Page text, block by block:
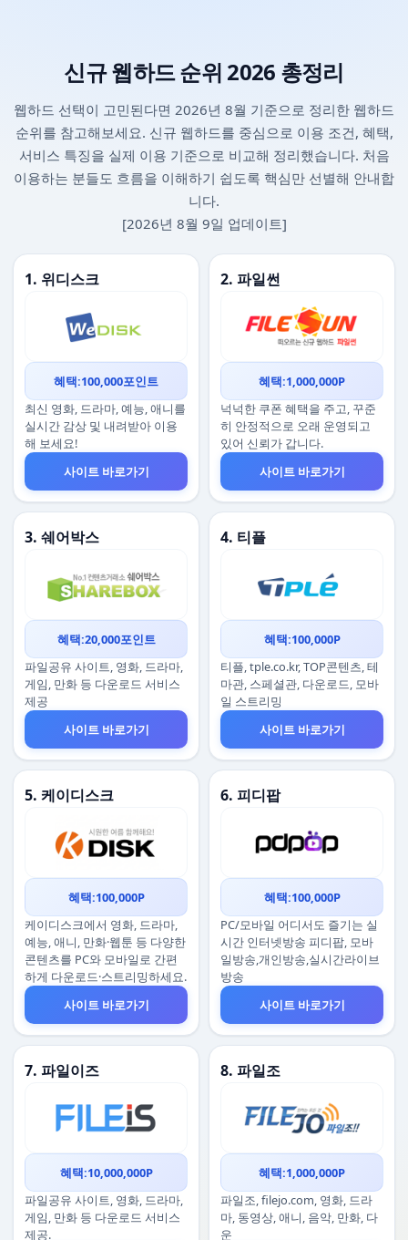
신규 웹하드 순위 2026 총정리
웹하드 선택이 고민된다면 2026년 8월 기준으로 정리한 웹하드
순위를 참고해보세요. 신규 웹하드를 중심으로 이용 조건, 혜택,
서비스 특징을 실제 이용 기준으로 비교해 정리했습니다. 처음
이용하는 분들도 흐름을 이해하기 쉽도록 핵심만 선별해 안내합
니다.
[2026년 8월 9일 업데이트]
1. 위디스크
혜택:100,000포인트
최신 영화, 드라마, 예능, 애니를
실시간 감상 및 내려받아 이용
해 보세요!
사이트 바로가기
2. 파일썬
혜택:1,000,000P
넉넉한 쿠폰 혜택을 주고, 꾸준
히 안정적으로 오래 운영되고
있어 신뢰가 갑니다.
사이트 바로가기
3. 쉐어박스
혜택:20,000포인트
파일공유 사이트, 영화, 드라마,
게임, 만화 등 다운로드 서비스
제공
사이트 바로가기
4. 티플
혜택:100,000P
티플, tple.co.kr, TOP콘텐츠, 테
마관, 스페셜관, 다운로드, 모바
일 스트리밍
사이트 바로가기
5. 케이디스크
혜택:100,000P
케이디스크에서 영화, 드라마,
예능, 애니, 만화·웹툰 등 다양한
콘텐츠를 PC와 모바일로 간편
하게 다운로드·스트리밍하세요.
사이트 바로가기
6. 피디팝
혜택:100,000P
PC/모바일 어디서도 즐기는 실
시간 인터넷방송 피디팝, 모바
일방송,개인방송,실시간라이브
방송
사이트 바로가기
7. 파일이즈
혜택:10,000,000P
파일공유 사이트, 영화, 드라마,
게임, 만화 등 다운로드 서비스
제공.
8. 파일조
혜택:1,000,000P
파일조, filejo.com, 영화, 드라
마, 동영상, 애니, 음악, 만화, 다
운